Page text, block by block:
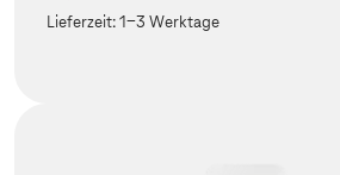
Lieferzeit:1-3 Werktage